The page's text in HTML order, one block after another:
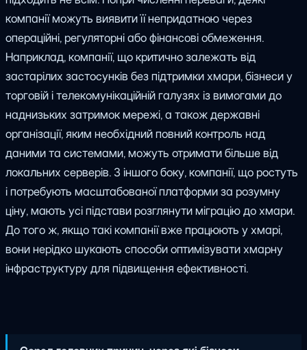
компанії можуть виявити її непридатною через
операційні, регуляторні або фінансові обмеження.
Наприклад, компанії, що критично залежать від
застарілих застосунків без підтримки хмари, бізнеси у
торговій і телекомунікаційній галузях із вимогами до
наднизьких затримок мережі, а також державні
організації, яким необхідний повний контроль над
даними та системами, можуть отримати більше від
локальних серверів. З іншого боку, компанії, що ростуть
і потребують масштабованої платформи за розумну
ціну, мають усі підстави розглянути міграцію до хмари.
До того ж, якщо такі компанії вже працюють у хмарі,
вони нерідко шукають способи оптимізувати хмарну
інфраструктуру для підвищення ефективності.